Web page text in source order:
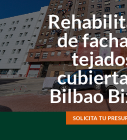
de
Bilbao
SOLICITA TU